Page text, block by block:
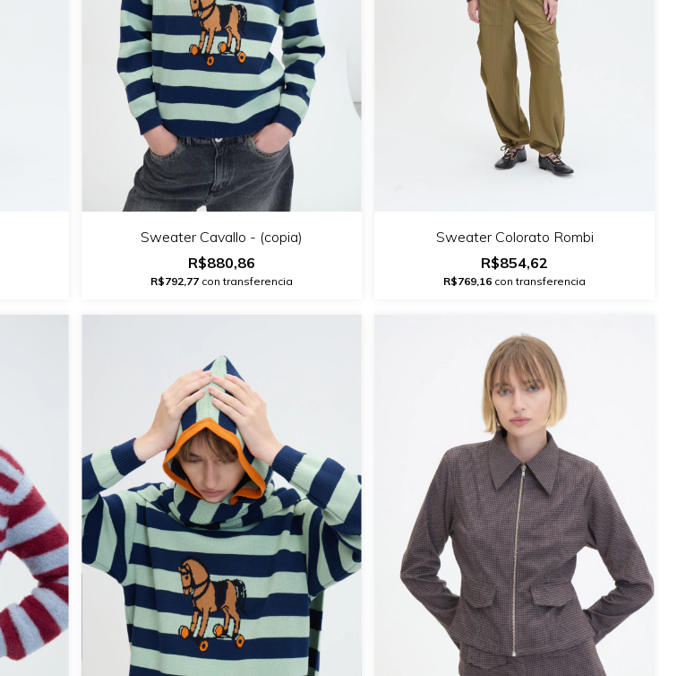
Sweater Cavallo - (copia)
R$880,86
R$792,77 con transferencia
Sweater Colorato Rombi
R$854,62
R$769,16 con transferencia